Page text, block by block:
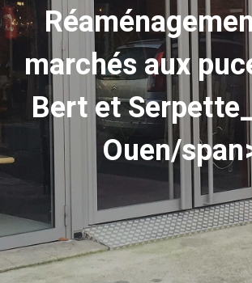
marchés aux
Bert et
Ouen/